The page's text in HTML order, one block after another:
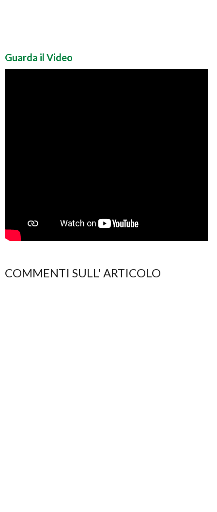
Guarda il Video
COMMENTI SULL' ARTICOLO